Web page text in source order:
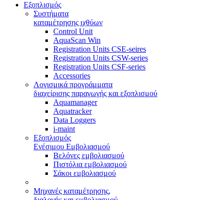
Εξοπλισμός
Συστήματα
καταμέτρησης ιχθύων
Control Unit
AquaScan Win
Registration Units CSE-seires
Registration Units CSW-series
Registration Units CSF-series
Accessories
Λογισμικά προγράμματα
διαχείρισης παραγωγής και εξοπλισμού
Aquamanager
Aquatracker
Data Loggers
i-maint
Εξοπλισμός
Ενέσιμου Εμβολιασμού
Βελόνες εμβολιασμού
Πιστόλια εμβολιασμού
Σάκοι εμβολιασμού
Μηχανές καταμέτρησης,